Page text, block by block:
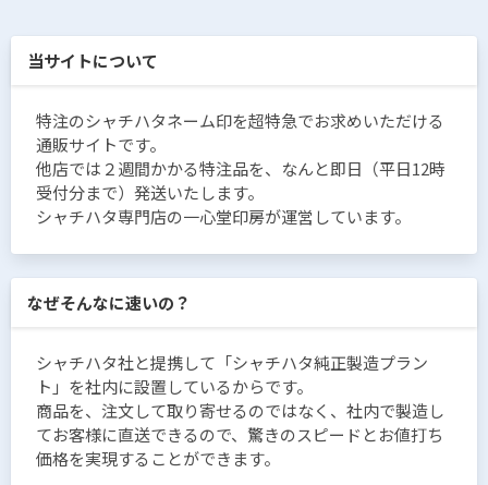
当サイトについて
特注のシャチハタネーム印を超特急でお求めいただける
通販サイトです。
他店では２週間かかる特注品を、なんと即日（平日12時
受付分まで）発送いたします。
シャチハタ専門店の一心堂印房が運営しています。
なぜそんなに速いの？
シャチハタ社と提携して「シャチハタ純正製造プラン
ト」を社内に設置しているからです。
商品を、注文して取り寄せるのではなく、社内で製造し
てお客様に直送できるので、驚きのスピードとお値打ち
価格を実現することができます。